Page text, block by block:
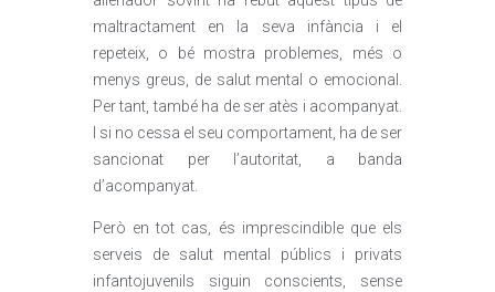
maltractament en la seva infància i el
repeteix, o bé mostra problemes, més o
menys greus, de salut mental o emocional.
Per tant, també ha de ser atès i acompanyat.
I si no cessa el seu comportament, ha de ser
sancionat per l’autoritat, a banda
d’acompanyat.
Però en tot cas, és imprescindible que els
serveis de salut mental públics i privats
infantojuvenils siguin conscients, sense